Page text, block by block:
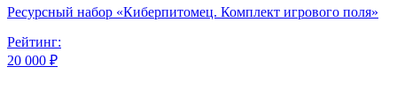
Ресурсный набор «Киберпитомец. Комплект игрового поля»
Рейтинг:
20 000 ₽